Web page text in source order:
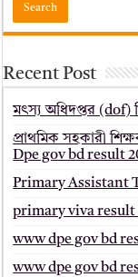
Recent Post
মৎস্য অধিদপ্তর (dof)
প্রাথমিক সহকারী
Dpe gov bd result
Primary Assistant
primary viva result
www dpe gov bd
www dpe gov bd